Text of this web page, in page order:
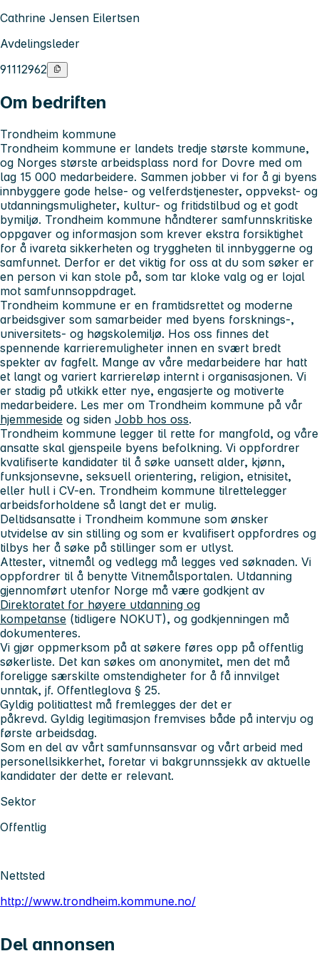
Cathrine Jensen Eilertsen
Avdelingsleder
91112962
Om bedriften
Trondheim kommune
Trondheim kommune er landets tredje største kommune,
og Norges største arbeidsplass nord for Dovre med om
lag 15 000 medarbeidere. Sammen jobber vi for å gi byens
innbyggere gode helse- og velferdstjenester, oppvekst- og
utdanningsmuligheter, kultur- og fritidstilbud og et godt
bymiljø. Trondheim kommune håndterer samfunnskritiske
oppgaver og informasjon som krever ekstra forsiktighet
for å ivareta sikkerheten og tryggheten til innbyggerne og
samfunnet. Derfor er det viktig for oss at du som søker er
en person vi kan stole på, som tar kloke valg og er lojal
mot samfunnsoppdraget.
Trondheim kommune er en framtidsrettet og moderne
arbeidsgiver som samarbeider med byens forsknings-,
universitets- og høgskolemiljø. Hos oss finnes det
spennende karrieremuligheter innen en svært bredt
spekter av fagfelt. Mange av våre medarbeidere har hatt
et langt og variert karriereløp internt i organisasjonen. Vi
er stadig på utkikk etter nye, engasjerte og motiverte
medarbeidere. Les mer om Trondheim kommune på vår
hjemmeside og siden Jobb hos oss.
Trondheim kommune legger til rette for mangfold, og våre
ansatte skal gjenspeile byens befolkning. Vi oppfordrer
kvalifiserte kandidater til å søke uansett alder, kjønn,
funksjonsevne, seksuell orientering, religion, etnisitet,
eller hull i CV-en. Trondheim kommune tilrettelegger
arbeidsforholdene så langt det er mulig.
Deltidsansatte i Trondheim kommune som ønsker
utvidelse av sin stilling og som er kvalifisert oppfordres og
tilbys her å søke på stillinger som er utlyst.
Attester, vitnemål og vedlegg må legges ved søknaden. Vi
oppfordrer til å benytte Vitnemålsportalen. Utdanning
gjennomført utenfor Norge må være godkjent av
Direktoratet for høyere utdanning og
kompetanse (tidligere NOKUT), og godkjenningen må
dokumenteres.
Vi gjør oppmerksom på at søkere føres opp på offentlig
søkerliste. Det kan søkes om anonymitet, men det må
foreligge særskilte omstendigheter for å få innvilget
unntak, jf. Offentleglova § 25.
Gyldig politiattest må fremlegges der det er
påkrevd. Gyldig legitimasjon fremvises både på intervju og
første arbeidsdag.
Som en del av vårt samfunnsansvar og vårt arbeid med
personellsikkerhet, foretar vi bakgrunnssjekk av aktuelle
kandidater der dette er relevant.
Sektor
Offentlig
Nettsted
http://www.trondheim.kommune.no/
Del annonsen